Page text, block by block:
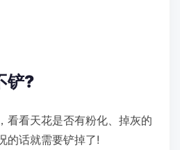
铲?
看看天花是否有粉化、掉灰的
的话就需要铲掉了!